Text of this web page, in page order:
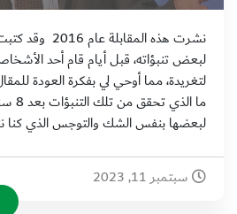
نشرت هذه
لبعض تنبؤاته، قبل أيام قام أحد
لتغريدة، مما أوحي لي بفكرة العودة
ما
لبعضها بنفس الشك والتوجس الذي كنا
سبتمبر 11, 2023